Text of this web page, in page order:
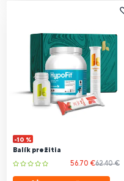
-10 %
Balík prežitia
62.40 €
56.70 €